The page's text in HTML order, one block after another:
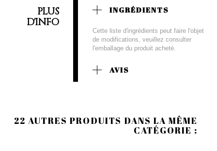
PLUS
D'INFO
INGRÉDIENTS
Cette liste d'ingrédients peut faire l'objet
de modifications, veuillez consulter
l'emballage du produit acheté.
AVIS
22 AUTRES PRODUITS DANS LA MÊME
CATÉGORIE :